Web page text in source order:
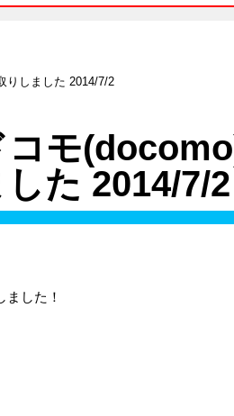
りしました 2014/7/2
モ
た 2014/7/2
ました！